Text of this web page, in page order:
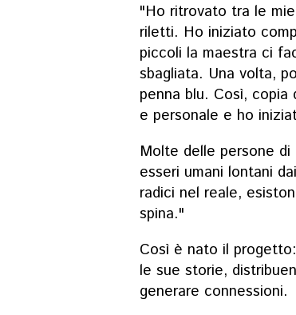
"Ho ritrovato tra le
riletti. Ho iniziato
piccoli la maestra ci
sbagliata. Una volta,
penna blu. Così,
e personale e ho
Molte delle persone
esseri umani lontani
radici nel reale,
spina."
Così è nato il
le sue storie,
generare connessioni.